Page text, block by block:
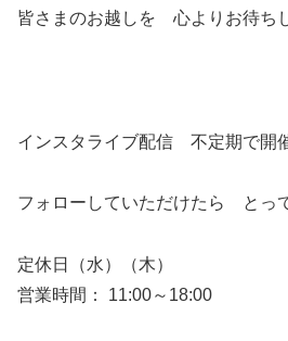
皆さまのお越しを 心よりお待ち
インスタライブ配信 不定期で開
フォローしていただけたら とっ
定休日（水）（木）
営業時間： 11:00～18:00